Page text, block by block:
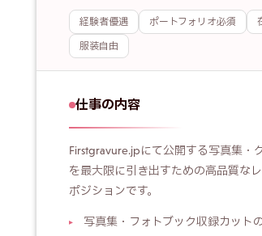
経験者優遇 ポートフォリオ必須
服装自由
仕事の内容
Firstgravure.jpにて公開する写真集・
を最大限に引き出すための高品質な
ポジションです。
写真集・フォトブック収録カット